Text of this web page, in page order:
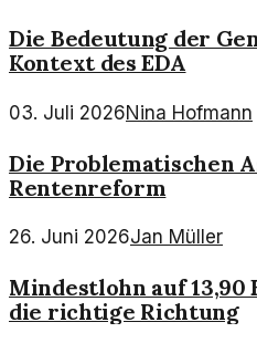
Die Bedeutung der
Kontext des EDA
03. Juli 2026Nina Hofmann
Die Problematischen
Rentenreform
26. Juni 2026Jan Müller
Mindestlohn auf
die richtige Richtung